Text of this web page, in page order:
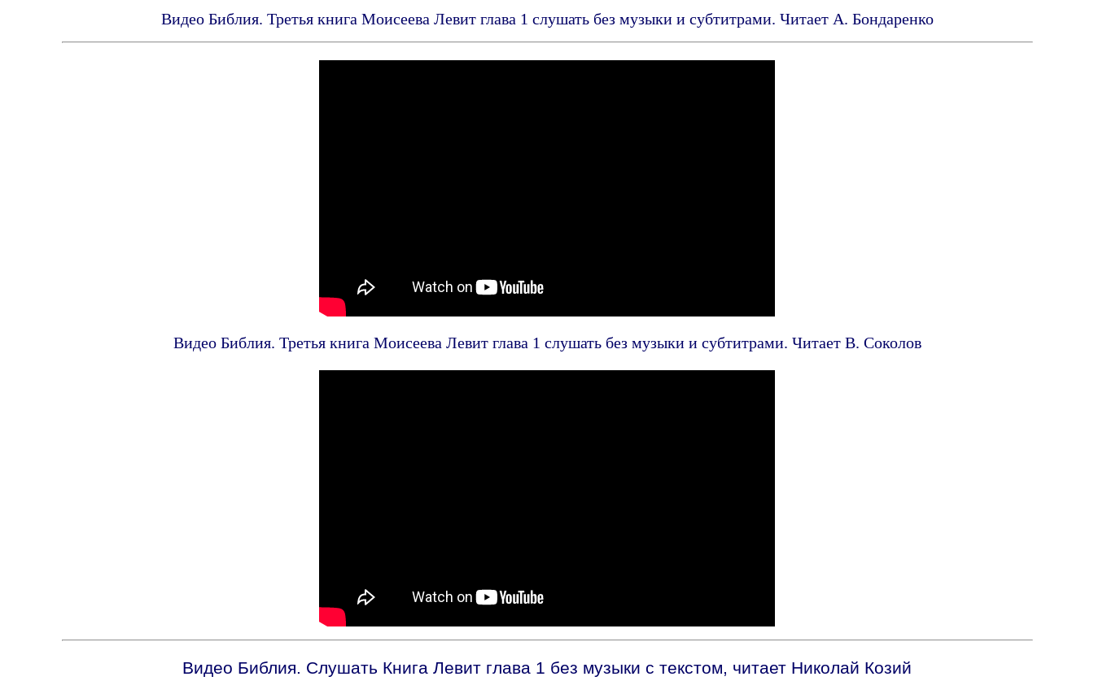
Видео Библия. Третья книга Моисеева Левит глава 1 слушать без музыки и субтитрами. Читает А. Бондаренко
Видео Библия. Третья книга Моисеева Левит глава 1 слушать без музыки и субтитрами. Читает В. Соколов
Видео Библия. Слушать Книга Левит глава 1 без музыки с текстом, читает Николай Козий